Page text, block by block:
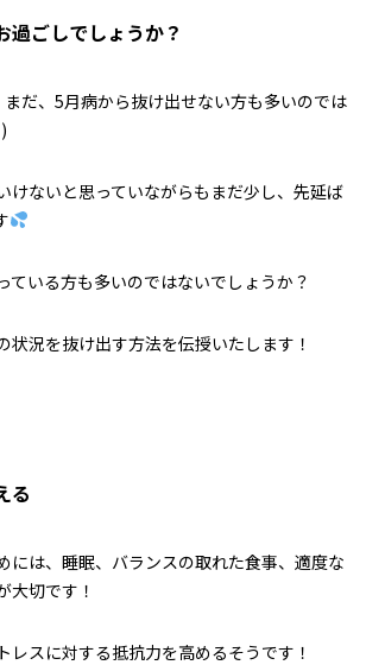
過ごしでしょうか？
だ、5月病から抜け出せない方も多いのでは
けないと思っていながらもまだ少し、先延ば
ている方も多いのではないでしょうか？
状況を抜け出す方法を伝授いたします！
る
には、睡眠、バランスの取れた食事、適度な
大切です！
レスに対する抵抗力を高めるそうです！